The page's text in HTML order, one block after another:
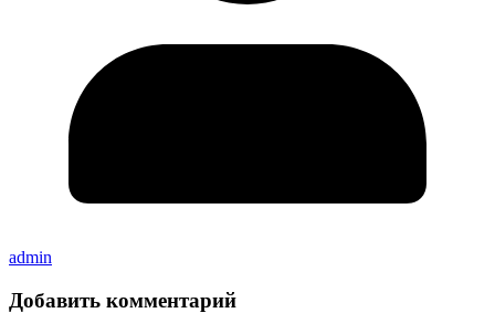
admin
Добавить комментарий